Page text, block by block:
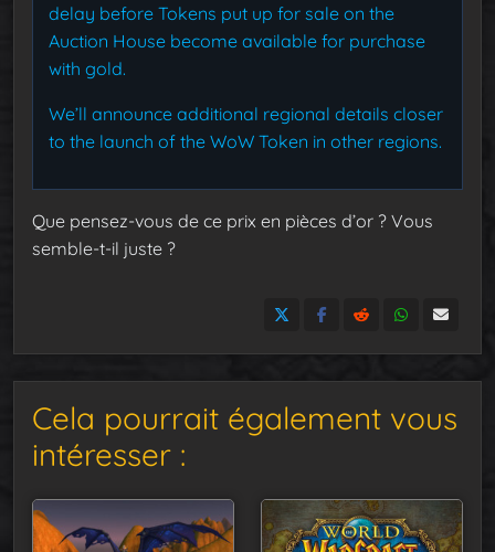
delay before Tokens put up for sale on the
Auction House become available for purchase
with gold.
We’ll announce additional regional details closer
to the launch of the WoW Token in other regions.
Que pensez-vous de ce prix en pièces d’or ? Vous
semble-t-il juste ?
Cela pourrait également vous
intéresser :